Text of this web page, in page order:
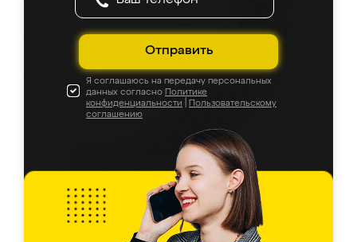
Отправить
Я соглашаюсь на передачу персональных
данных согласно Политике
конфиденциальности
Пользовательскому
соглашению